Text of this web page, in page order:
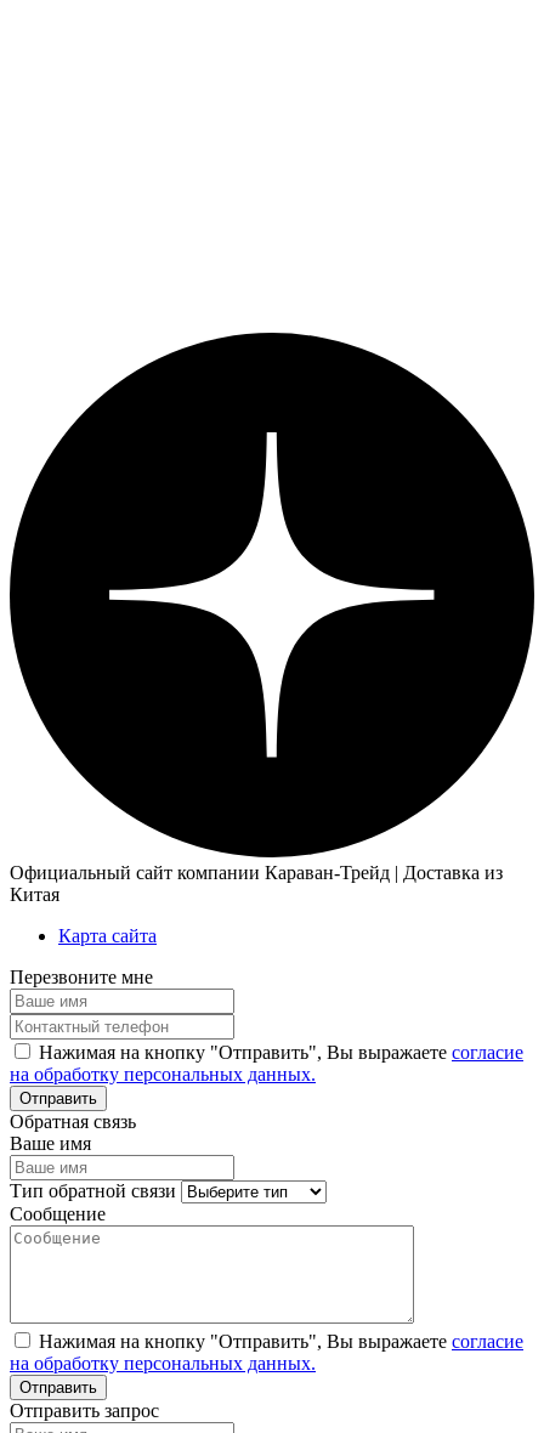
Официальный сайт компании Караван-Трейд | Доставка из
Китая
Карта сайта
Перезвоните мне
Нажимая на кнопку "Отправить", Вы выражаете согласие
на обработку персональных данных.
Обратная связь
Ваше имя
Тип обратной связи
Сообщение
Нажимая на кнопку "Отправить", Вы выражаете согласие
на обработку персональных данных.
Отправить запрос